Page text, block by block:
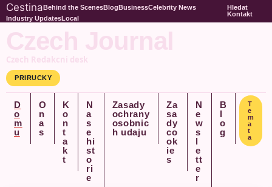
CestinaBehind the ScenesBlogBusinessCelebrity News
Industry UpdatesLocal
Hledat
Kontakt
Czech Journal
Czech Redakcni desk
PRIRUCKY
D
o
m
u
O
n
a
s
K
o
n
t
a
k
t
N
a
s
e
hi
st
o
ri
e
Zasady
ochrany
osobnic
h udaju
Za
sa
dy
co
ok
ie
s
N
e
w
s
l
e
tt
e
r
B
l
o
g
T
e
m
a
t
a